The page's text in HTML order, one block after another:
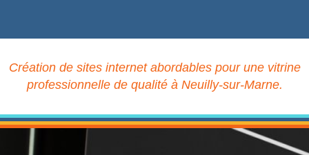
Création de sites internet abordables pour une vitrine
professionnelle de qualité à Neuilly-sur-Marne.